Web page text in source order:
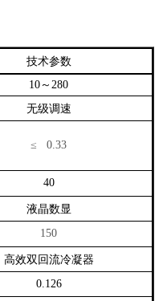
技术参数
10 ～ 280
无级调速
≤ 0.33
40
液晶数显
150
高效双回流冷凝器
0.126